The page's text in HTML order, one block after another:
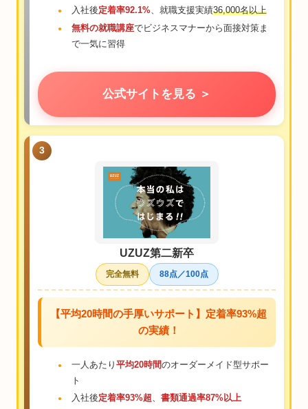
入社後定着率92.1%、就職支援実績36,000名以上
無料の就職講座でビジネスマナーから面接対策ま
で一気に習得
公式サイトを見る ＞
3
UZUZ第二新卒
完全無料 88点／100点
【平均20時間の手厚いサポート】定着率93%超
の実績！
一人あたり 平均20時間のオーダーメイド型サポー
ト
入社後定着率93%超、 書類通過率87%以上